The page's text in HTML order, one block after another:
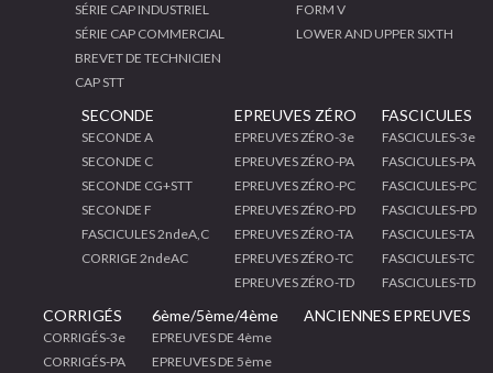
SÉRIE CAP INDUSTRIEL
SÉRIE CAP COMMERCIAL
BREVET DE TECHNICIEN
CAP STT
FORM V
LOWER AND UPPER SIXTH
SECONDE
SECONDE A
SECONDE C
SECONDE CG+STT
SECONDE F
FASCICULES 2ndeA,C
CORRIGE 2ndeAC
EPREUVES ZÉRO
EPREUVES ZÉRO-3e
EPREUVES ZÉRO-PA
EPREUVES ZÉRO-PC
EPREUVES ZÉRO-PD
EPREUVES ZÉRO-TA
EPREUVES ZÉRO-TC
EPREUVES ZÉRO-TD
FASCICULES
FASCICULES-3e
FASCICULES-PA
FASCICULES-PC
FASCICULES-PD
FASCICULES-TA
FASCICULES-TC
FASCICULES-TD
CORRIGÉS
CORRIGÉS-3e
CORRIGÉS-PA
6ème/5ème/4ème
EPREUVES DE 4ème
EPREUVES DE 5ème
ANCIENNES EPREUVES